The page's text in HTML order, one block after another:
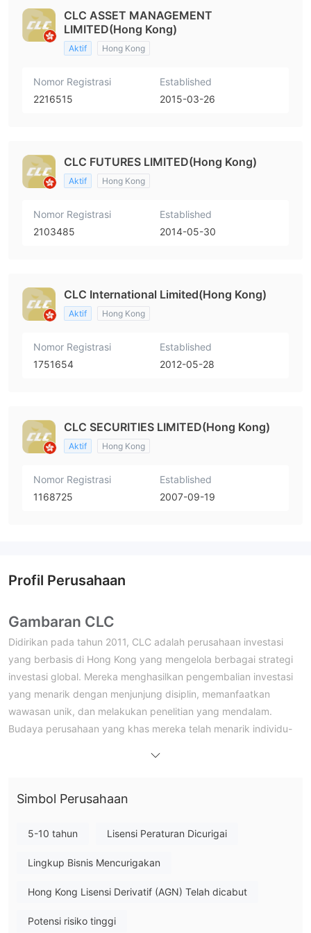
CLC ASSET MANAGEMENT
LIMITED(Hong Kong)
Aktif Hong Kong
Nomor Registrasi
2216515
Established
2015-03-26
CLC FUTURES LIMITED(Hong Kong)
Aktif Hong Kong
Nomor Registrasi
2103485
Established
2014-05-30
CLC International Limited(Hong Kong)
Aktif Hong Kong
Nomor Registrasi
1751654
Established
2012-05-28
CLC SECURITIES LIMITED(Hong Kong)
Aktif Hong Kong
Nomor Registrasi
1168725
Established
2007-09-19
Profil Perusahaan
Gambaran CLC
Didirikan pada tahun 2011, CLC adalah perusahaan investasi
yang berbasis di Hong Kong yang mengelola berbagai strategi
investasi global. Mereka menghasilkan pengembalian investasi
yang menarik dengan menjunjung disiplin, memanfaatkan
wawasan unik, dan melakukan penelitian yang mendalam.
Budaya perusahaan yang khas mereka telah menarik individu-
solusi yang mereka tawarkan kepada mitra investasi mereka.
modal sendiri dalam setiap solusi, memastikan bahwa
Selain itu, investasi dan klien mereka mendapatkan manfaat
dari keahlian keuangan dan operasional yang luas yang
Grup CLC beroperasi di bawah pengawasan regulasi dari Komisi
Simbol Perusahaan
5-10 tahun Lisensi Peraturan Dicurigai
Lingkup Bisnis Mencurigakan
Hong Kong Lisensi Derivatif (AGN) Telah dicabut
Potensi risiko tinggi